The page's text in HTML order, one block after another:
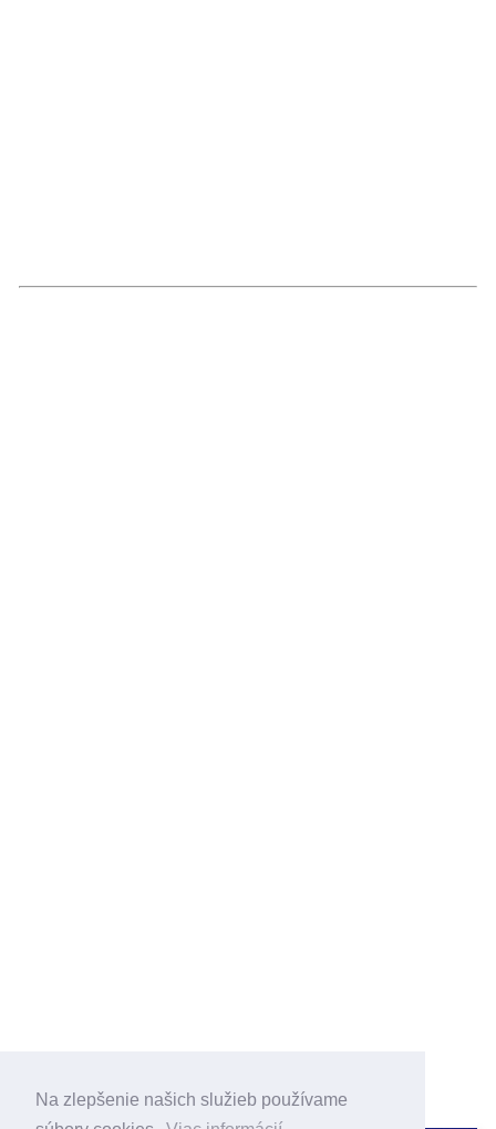
Na zlepšenie našich služieb používame